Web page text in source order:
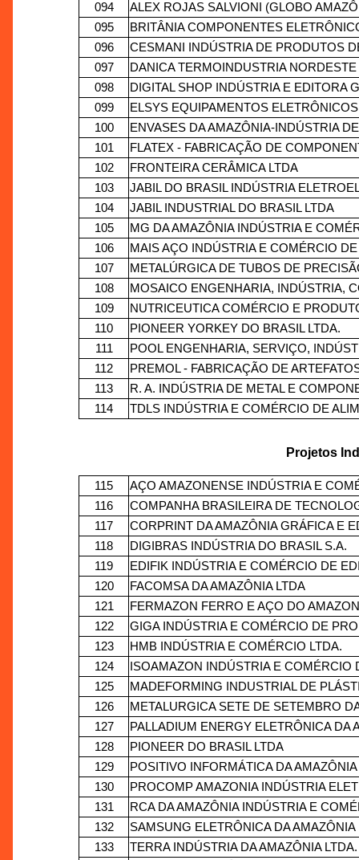
094
ALEX ROJAS SALVIONI (GLOBO
095
BRITÂNIA COMPONENTES
096
CESMANI INDÚSTRIA DE PRODUTOS
097
DANICA TERMOINDUSTRIA NORDESTE
098
DIGITAL SHOP INDÚSTRIA E EDITORA
099
ELSYS EQUIPAMENTOS
100
ENVASES DA AMAZÔNIA-INDÚSTRIA
101
FLATEX - FABRICAÇÃO DE
102
FRONTEIRA CERÂMICA LTDA
103
JABIL DO BRASIL INDÚSTRIA
104
JABIL INDUSTRIAL DO BRASIL LTDA
105
MG DA AMAZÔNIA INDÚSTRIA E
106
MAIS AÇO INDÚSTRIA E COMÉRCIO
107
METALÚRGICA DE TUBOS DE
108
MOSAICO ENGENHARIA, INDÚSTRIA,
109
NUTRICEUTICA COMÉRCIO E
110
PIONEER YORKEY DO BRASIL LTDA.
111
POOL ENGENHARIA, SERVIÇO,
112
PREMOL - FABRICAÇÃO DE
113
R. A. INDÚSTRIA DE METAL E
114
TDLS INDÚSTRIA E COMÉRCIO DE
Projetos
115
AÇO AMAZONENSE INDÚSTRIA E
116
COMPANHA BRASILEIRA DE
117
CORPRINT DA AMAZÔNIA GRÁFICA E
118
DIGIBRAS INDÚSTRIA DO BRASIL S.A.
119
EDIFIK INDÚSTRIA E COMÉRCIO DE
120
FACOMSA DA AMAZÔNIA LTDA
121
FERMAZON FERRO E AÇO DO
122
GIGA INDÚSTRIA E COMÉRCIO DE
123
HMB INDÚSTRIA E COMÉRCIO LTDA.
124
ISOAMAZON INDÚSTRIA E COMÉRCIO
125
MADEFORMING INDUSTRIAL DE
126
METALURGICA SETE DE SETEMBRO
127
PALLADIUM ENERGY ELETRÔNICA DA
128
PIONEER DO BRASIL LTDA
129
POSITIVO INFORMÁTICA DA AMAZÔNIA
130
PROCOMP AMAZONIA INDÚSTRIA
131
RCA DA AMAZÔNIA INDÚSTRIA E
132
SAMSUNG ELETRÔNICA DA AMAZÔNIA
133
TERRA INDÚSTRIA DA AMAZÔNIA LTDA.